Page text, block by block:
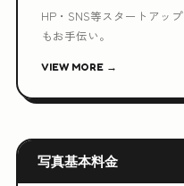
HP・SNS等スタートアッ
もお手伝い。
VIEW MORE →
写真基本料金